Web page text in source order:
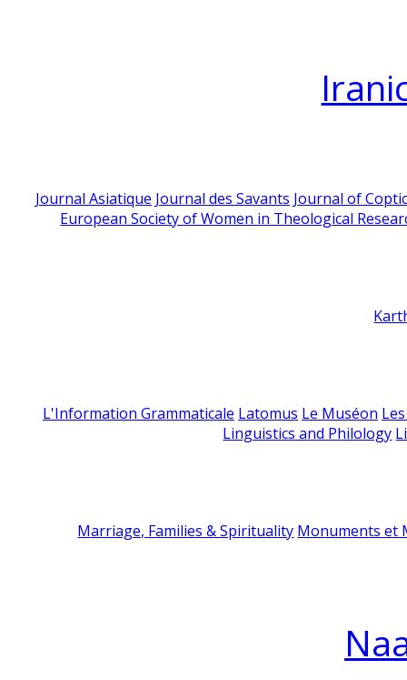
Journal Asiatique Journal des Savants Journal of
European Society of Women in Theological
L'Information Grammaticale Latomus Le Muséon
Linguistics and Philology
Marriage, Families & Spirituality Monuments et